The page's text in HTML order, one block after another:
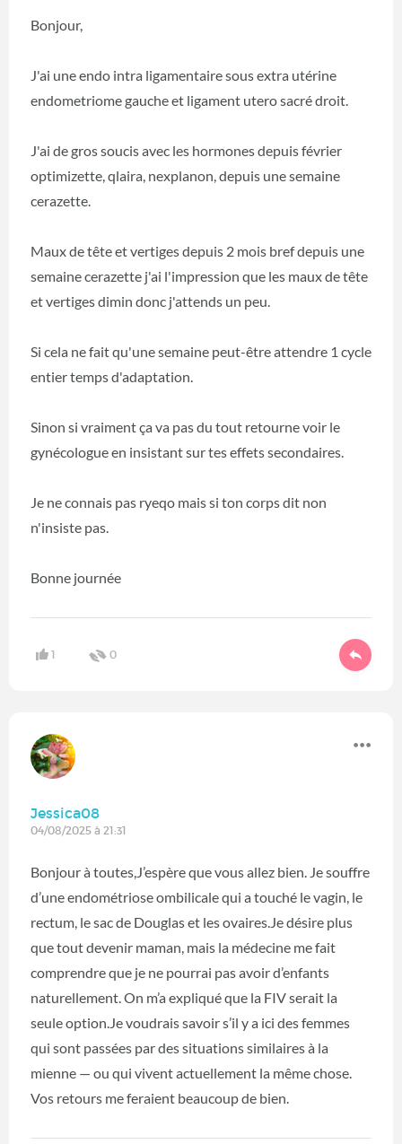
Bonjour,
J'ai une endo intra ligamentaire sous extra utérine
endometriome gauche et ligament utero sacré droit.
J'ai de gros soucis avec les hormones depuis février
optimizette, qlaira, nexplanon, depuis une semaine
cerazette.
Maux de tête et vertiges depuis 2 mois bref depuis une
semaine cerazette j'ai l'impression que les maux de tête
et vertiges dimin donc j'attends un peu.
Si cela ne fait qu'une semaine peut-être attendre 1 cycle
entier temps d'adaptation.
Sinon si vraiment ça va pas du tout retourne voir le
gynécologue en insistant sur tes effets secondaires.
Je ne connais pas ryeqo mais si ton corps dit non
n'insiste pas.
Bonne journée
1 0
Jessica08
04/08/2025 à 21:31
Bonjour à toutes,J’espère que vous allez bien. Je souffre
d’une endométriose ombilicale qui a touché le vagin, le
rectum, le sac de Douglas et les ovaires.Je désire plus
que tout devenir maman, mais la médecine me fait
comprendre que je ne pourrai pas avoir d’enfants
naturellement. On m’a expliqué que la FIV serait la
seule option.Je voudrais savoir s’il y a ici des femmes
qui sont passées par des situations similaires à la
mienne — ou qui vivent actuellement la même chose.
Vos retours me feraient beaucoup de bien.